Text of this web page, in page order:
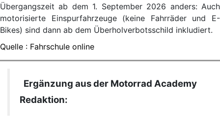
Übergangszeit ab dem 1. September 2026 anders: Auch
motorisierte Einspurfahrzeuge (keine Fahrräder und E-
Bikes) sind dann ab dem Überholverbotsschild inkludiert.
Quelle : Fahrschule online
Ergänzung aus der Motorrad Academy
Redaktion: